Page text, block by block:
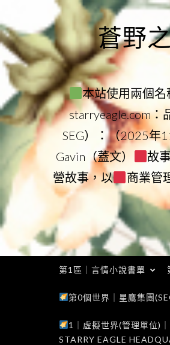
to
content
蒼野
本站使用兩個名
starryeagle.com：
SEG）：（2025年
Gavin（蓋文）
故
營故事，以
商業管
第1區｜言情小說書單
第0個世界｜星鷹集團
1｜虛擬世界(管理單位)
STARRY EAGLE